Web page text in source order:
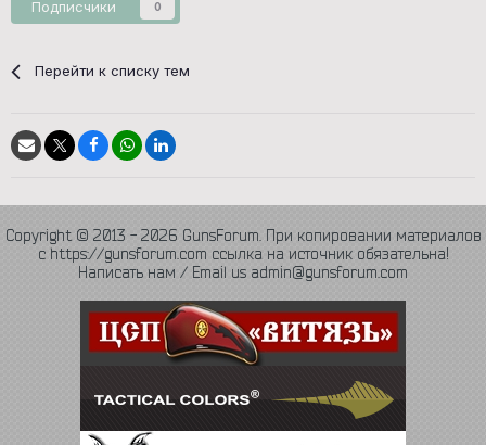
Подписчики 0
Перейти к списку тем
Copyright © 2013 - 2026 GunsForum. При копировании материалов
с https://gunsforum.com ссылка на источник обязательна!
Написать нам / Email us admin@gunsforum.com